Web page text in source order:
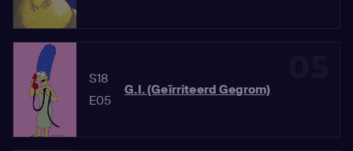
S18
E05
G.I. (Geïrriteerd Gegrom)